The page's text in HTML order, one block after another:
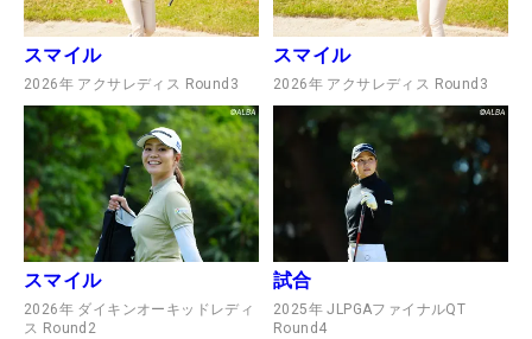
スマイル
2026年 アクサレディス Round3
スマイル
2026年 アクサレディス Round3
スマイル
2026年 ダイキンオーキッドレディ
ス Round2
試合
2025年 JLPGAファイナルQT
Round4